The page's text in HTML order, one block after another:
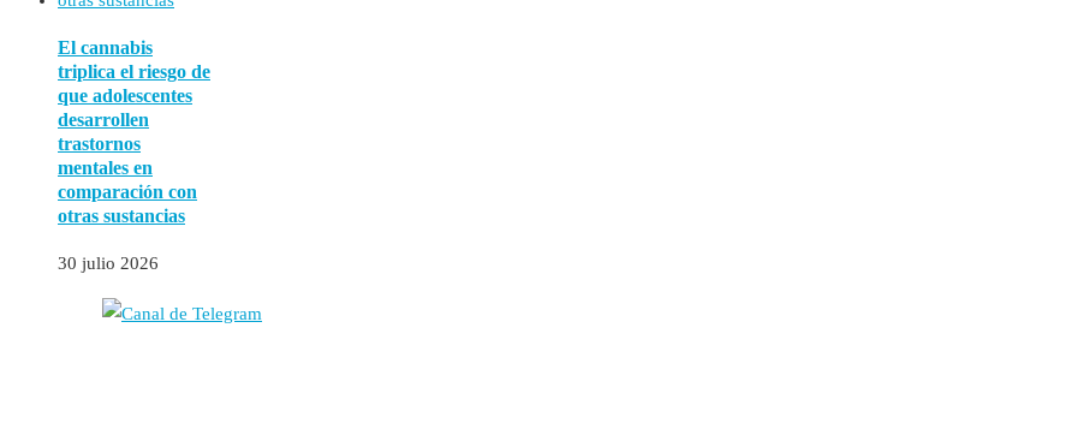
El cannabis
triplica el riesgo de
que adolescentes
desarrollen
trastornos
mentales en
comparación con
otras sustancias
30 julio 2026